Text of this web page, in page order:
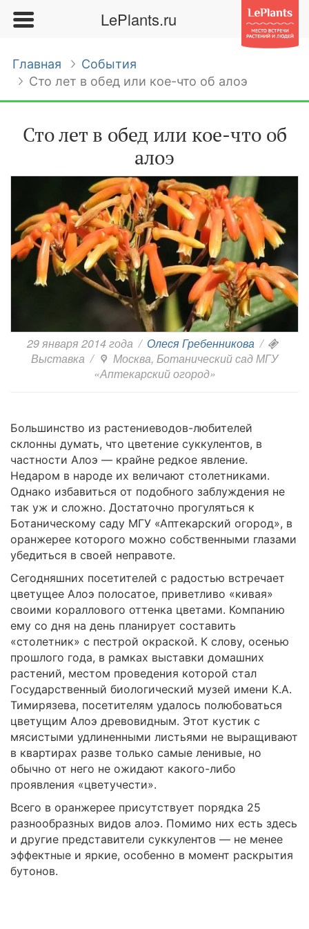
LePlants.ru
Главная
События
Сто лет в обед или кое-что об алоэ
Сто лет в обед или кое-что об
алоэ
29 января 2014 года / Олеся Гребенникова /
Выставка /
Москва, Ботанический сад МГУ
«Аптекарский огород»
Большинство из растениеводов-любителей
склонны думать, что цветение суккулентов, в
частности Алоэ — крайне редкое явление.
Недаром в народе их величают столетниками.
Однако избавиться от подобного заблуждения не
так уж и сложно. Достаточно прогуляться к
Ботаническому саду МГУ «Аптекарский огород», в
оранжерее которого можно собственными глазами
убедиться в своей неправоте.
Сегодняшних посетителей с радостью встречает
цветущее Алоэ полосатое, приветливо «кивая»
своими кораллового оттенка цветами. Компанию
ему со дня на день планирует составить
«столетник» с пестрой окраской. К слову, осенью
прошлого года, в рамках выставки домашних
растений, местом проведения которой стал
Государственный биологический музей имени К.А.
Тимирязева, посетителям удалось полюбоваться
цветущим Алоэ древовидным. Этот кустик с
мясистыми удлиненными листьями не выращивают
в квартирах разве только самые ленивые, но
обычно от него не ожидают какого-либо
проявления «цветучести».
Всего в оранжерее присутствует порядка 25
разнообразных видов алоэ. Помимо них есть здесь
и другие представители суккулентов — не менее
эффектные и яркие, особенно в момент раскрытия
бутонов.